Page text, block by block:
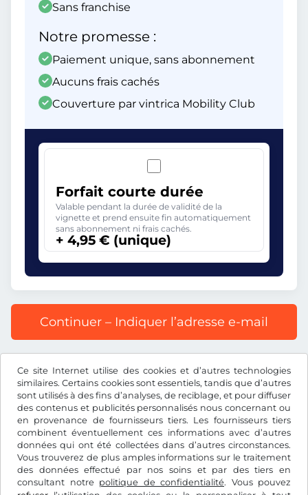
Ce site Internet utilise des cookies et d’autres technologies
similaires. Certains cookies sont essentiels, tandis que d’autres
sont utilisés à des fins d’analyses, de reciblage, et pour diffuser
des contenus et publicités personnalisés nous concernant ou
en provenance de fournisseurs tiers. Les fournisseurs tiers
combinent éventuellement ces informations avec d’autres
données qui ont été collectées dans d’autres circonstances.
Vous trouverez de plus amples informations sur le traitement
des données effectué par nos soins et par des tiers en
consultant notre politique de confidentialité. Vous pouvez
Sans franchise
Notre promesse :
Paiement unique, sans abonnement
Aucuns frais cachés
Couverture par vintrica Mobility Club
Forfait courte durée
Valable pendant la durée de validité de la
vignette et prend ensuite fin automatiquement
sans abonnement ni frais cachés.
+ 4,95 € (unique)
Continuer – Indiquer l’adresse e-mail
compris les frais d’enregistrement et la TVA.
€EUR
Facebook Instagram